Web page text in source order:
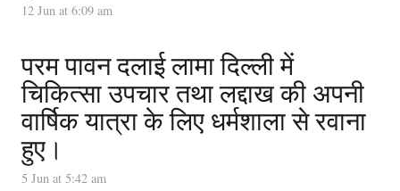
12 Jun at 6:09 am
परम पावन दलाई लामा दिल्ली में
चिकित्सा उपचार तथा लद्दाख की अपनी
वार्षिक यात्रा के लिए धर्मशाला से रवाना
हुए।
5 Jun at 5:42 am